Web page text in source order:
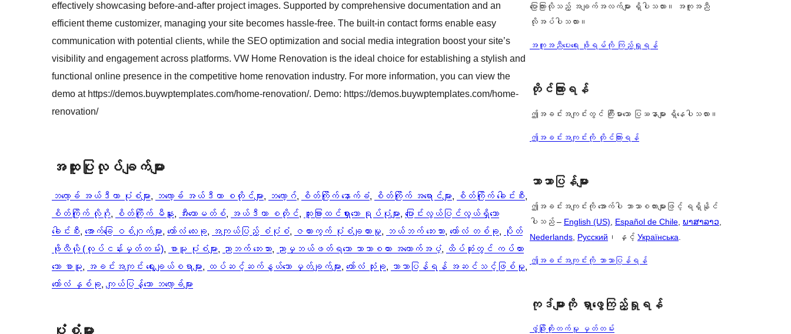
effectively showcasing before-and-after project images. Supported by comprehensive documentation and an
efficient theme customizer, managing your site becomes hassle-free. The built-in contact forms enable easy
communication with potential clients, while the SEO optimization and social media integration boost your site’s
visibility and engagement across platforms. VW Home Renovation is the ideal choice for establishing a stylish and
functional online presence in the competitive home renovation industry. For more information, you can view the
demo at https://demos.buywptemplates.com/home-renovation/. Demo: https://demos.buywptemplates.com/home-
renovation/
အ​ထူး​ပြု​လုပ်​ချက်​များ
ဘလော့ခ် အယ်ဒီတာ ပုံစံများ, ဘလော့ခ် အယ်ဒီတာ စတိုင်များ, ဘလော့ဂ်, စိတ်ကြိုက် နောက်ခံ, စိတ်ကြိုက် အရောင်များ, စိတ်ကြိုက် ခေါင်းစီး
စိတ်ကြိုက် လိုဂို, စိတ်ကြိုက် မီနူး, အီးကောမတ်စ်, အယ်ဒီတာ စတိုင်, ထူးခြားထင်ရှားသော ရုပ်ပုံများ, ပြောင်းလွယ်ပြင်လွယ်ရှိသော
ခေါင်းစီး, အောက်ခြေ ဝစ်ဂျက်များ, ကော်လံ လေးခု, အကျယ်ပြည့် စံပုံစံ, ဇယားကွက် ပုံစံချထားမှု, ဘယ်ဘက် ဘေးဘား, ကော်လံ တစ်ခု,
ပိုတ်
ဖိုလီယို (လုပ်ငန်းမှတ်တမ်း), စာမူ ပုံစံများ, ညာဘက် ဘေးဘား, ညာမှဘယ်ဖတ်ရသော ဘာသာစကား အထောက်အပံ့, ထိပ်ဆုံးတွင် ကပ်ထား
သော စာမူ, အခင်းအကျင်း ရွေးချယ်စရာများ, ထပ်ဆင့်ဆက်နွယ်သော မှတ်ချက်များ, ကော်လံ သုံးခု, ဘာသာပြန်ရန် အဆင်သင့်ဖြစ်မှု
ကော်လံ နှစ်ခု, ကျယ်ပြန့်သော ဘလော့ခ်များ
ပြောကြားလိုသည့် အချက်အလက်များ ရှိပါသလား။ အကူအညီ
လိုအပ်ပါသလား။
အကူအညီပေးရေး ဖိုရမ်ကို ကြည့်ရှုရန်
တိုင်ကြားရန်
ဤအခင်းအကျင်းတွင် ကြီးမားသော ပြဿနာများ ရှိနေပါသလား။
ဤအခင်းအကျင်းကို တိုင်ကြားရန်
ဘာသာပြန်များ
ဤအခင်းအကျင်းကို အောက်ပါ ဘာသာစကားများဖြင့် ရရှိနိုင်
ပါသည် – English (US) Español de Chile ພາສາລາວ
Nederlands Русский ၊ နှင့် Українська
ဤအခင်းအကျင်းကို ဘာသာပြန်ရန်
ကုဒ်များကို ရှာဖွေကြည့်ရှုရန်
ဖွံ့ဖြိုးတိုးတက်မှု မှတ်တမ်း